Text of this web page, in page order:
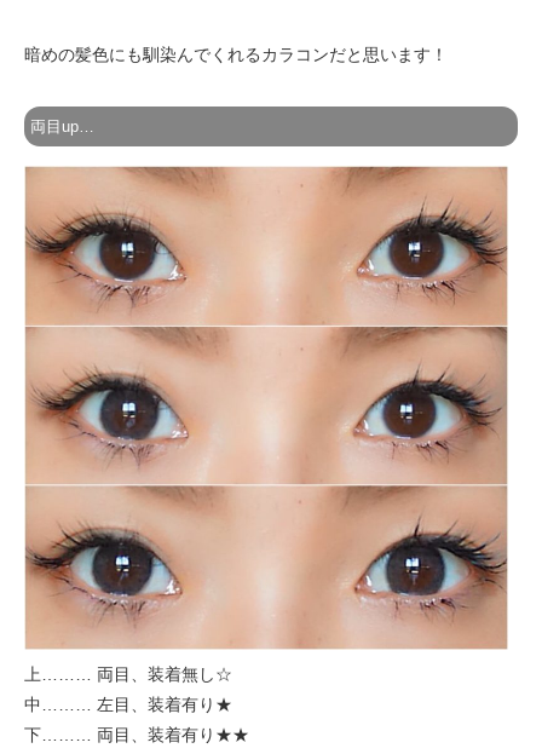
暗めの髪色にも馴染んでくれるカラコンだと思います！
両目up…
上……… 両目、装着無し☆
中……… 左目、装着有り★
下……… 両目、装着有り★★